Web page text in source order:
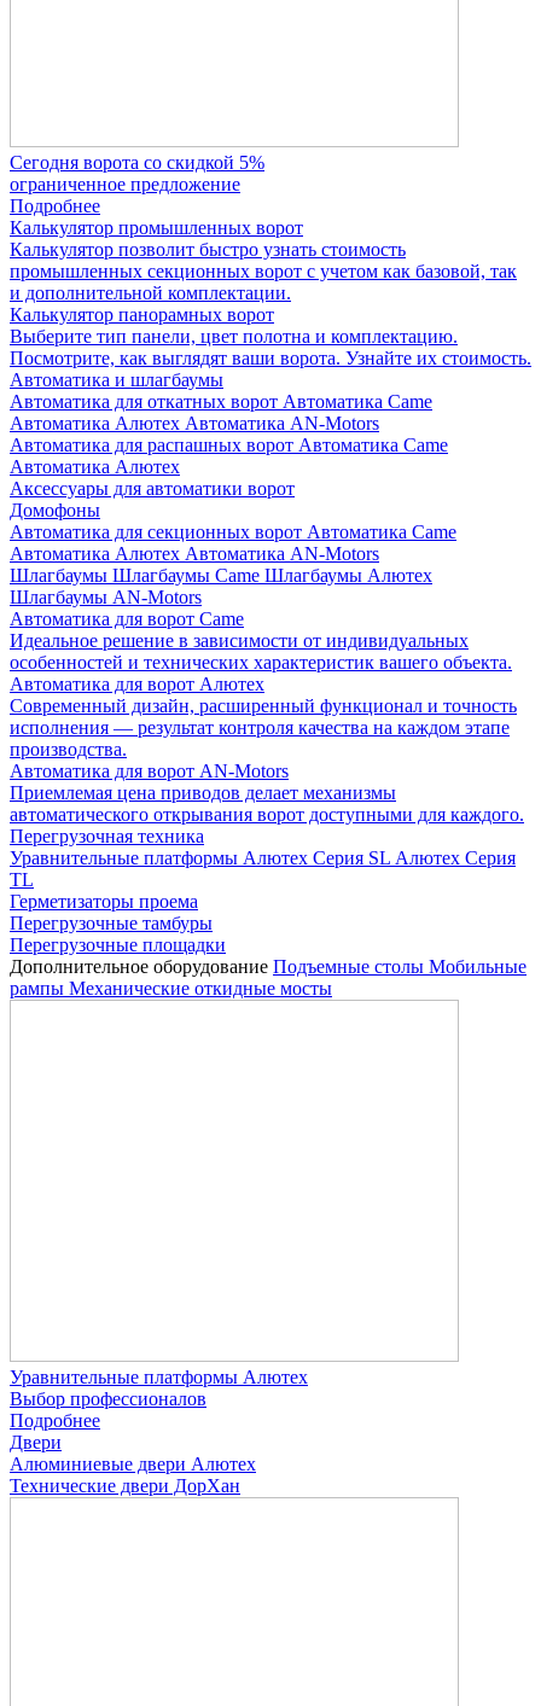
Сегодня ворота со скидкой 5%
ограниченное предложение
Подробнее
Калькулятор промышленных ворот
Калькулятор позволит быстро узнать стоимость
промышленных секционных ворот с учетом как базовой, так
и дополнительной комплектации.
Калькулятор панорамных ворот
Выберите тип панели, цвет полотна и комплектацию.
Посмотрите, как выглядят ваши ворота. Узнайте их стоимость.
Автоматика и шлагбаумы
Автоматика для откатных ворот Автоматика Came
Автоматика Алютех Автоматика AN-Motors
Автоматика для распашных ворот Автоматика Came
Автоматика Алютех
Аксессуары для автоматики ворот
Домофоны
Автоматика для секционных ворот Автоматика Came
Автоматика Алютех Автоматика AN-Motors
Шлагбаумы Шлагбаумы Came Шлагбаумы Алютех
Шлагбаумы AN-Motors
Автоматика для ворот Came
Идеальное решение в зависимости от индивидуальных
особенностей и технических характеристик вашего объекта.
Автоматика для ворот Алютех
Современный дизайн, расширенный функционал и точность
исполнения — результат контроля качества на каждом этапе
производства.
Автоматика для ворот AN-Motors
Приемлемая цена приводов делает механизмы
автоматического открывания ворот доступными для каждого.
Перегрузочная техника
Уравнительные платформы Алютех Серия SL Алютех Серия
TL
Герметизаторы проема
Перегрузочные тамбуры
Перегрузочные площадки
Дополнительное оборудование Подъемные столы Мобильные
рампы Механические откидные мосты
Уравнительные платформы Алютех
Выбор профессионалов
Подробнее
Двери
Алюминиевые двери Алютех
Технические двери ДорХан